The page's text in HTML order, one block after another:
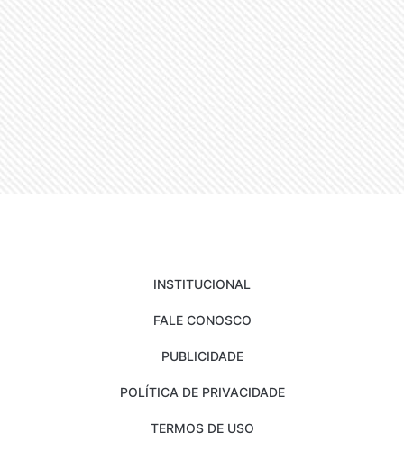
INSTITUCIONAL
FALE CONOSCO
PUBLICIDADE
POLÍTICA DE PRIVACIDADE
TERMOS DE USO